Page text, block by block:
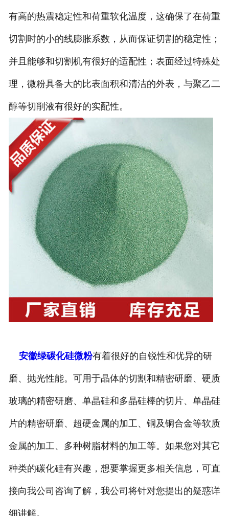
有高的热震稳定性和荷重软化温度，这确保了在荷重
切割时的小的线膨胀系数，从而保证切割的稳定性；
并且能够和切割机有很好的适配性；表面经过特殊处
理，微粉具备大的比表面积和清洁的外表，与聚乙二
醇等切削液有很好的实配性。
安徽绿碳化硅微粉有着很好的自锐性和优异的研
磨、抛光性能。可用于晶体的切割和精密研磨、硬质
玻璃的精密研磨、单晶硅和多晶硅棒的切片、单晶硅
片的精密研磨、超硬金属的加工、铜及铜合金等软质
金属的加工、多种树脂材料的加工等。如果您对其它
种类的碳化硅有兴趣，想要掌握更多相关信息，可直
接向我公司咨询了解，我公司将针对您提出的疑惑详
细讲解。